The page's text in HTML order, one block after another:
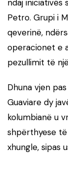
ndaj iniciativës
Petro. Grupi i
qeverinë,
operacionet e
pezullimit të
Dhuna vjen
Guaviare dy
kolumbianë u
shpërthyese
xhungle, sipas